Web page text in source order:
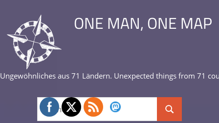
Inhalt
springen
ONE MAN, ONE MAP
Ungewöhnliches aus 71 Ländern. Unexpected things from 71
Suchen
Suchen